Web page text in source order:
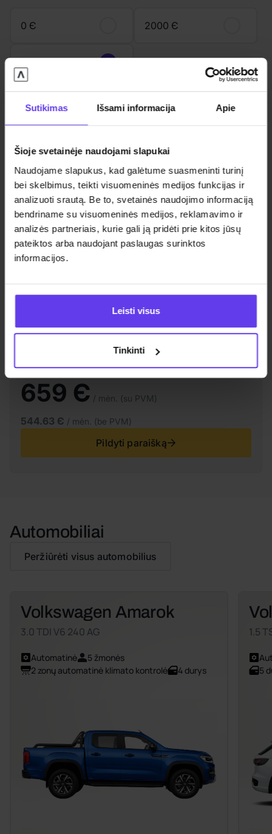
Sutikimas Išsami informacija Apie
Šioje svetainėje naudojami slapukai
Naudojame slapukus, kad galėtume suasmeninti turinį
bei skelbimus, teikti visuomeninės medijos funkcijas ir
analizuoti srautą. Be to, svetainės naudojimo informaciją
bendriname su visuomeninės medijos, reklamavimo ir
analizės partneriais, kurie gali ją pridėti prie kitos jūsų
pateiktos arba naudojant paslaugas surinktos
informacijos.
Leisti visus
Tinkinti
0 Є 2000 Є
4000 Є
Depozitas
Į mėnesinę įmoką įskaičiuota
Automobilio nuomos paslauga
Civilinis ir Kasko draudimai
Pagalba kelyje
Pakaitinis automobilis
Padangos, jų keitimas ir saugojimas
659 Є / mėn. (su PVM)
544.63 Є / mėn. (be PVM)
Pildyti paraišką
Automobiliai
Peržiūrėti visus automobilius
Volkswagen Amarok
3.0 TDI V6 240 AG
Automatinė
5 žmonės
2 zonų automatinė klimato kontrolė
4 durys
1.5
5